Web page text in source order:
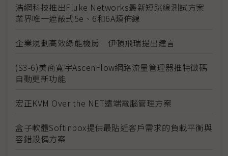
浩網科技推出Fluke Networks最新短跳線測試方案
業界唯一遮蔽式5e、6和6A類佈線
企業規劃高效綠能機房 伊頓飛瑞提出建言
(S3-6)美商寬宇AscenFlow網路流量管理器推特徵碼
自動更新功能
宏正KVM Over the NET遠端電腦管理方案
盒子軟體Softinbox提供最貼近客戶需求的負載平衡與
容錯設備方案